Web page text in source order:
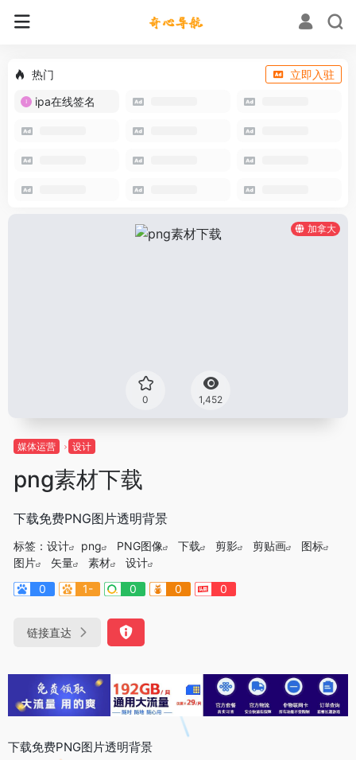
热门
立即入驻
ipa在线签名
加拿大
0 1,452
媒体运营 设计
png素材下载
下载免费PNG图片透明背景
标签： 设计 png PNG图像 下载 剪影 剪贴画
图标
图片
矢量 素材
设计
0
1- 0 0 0
链接直达
下载免费PNG图片透明背景